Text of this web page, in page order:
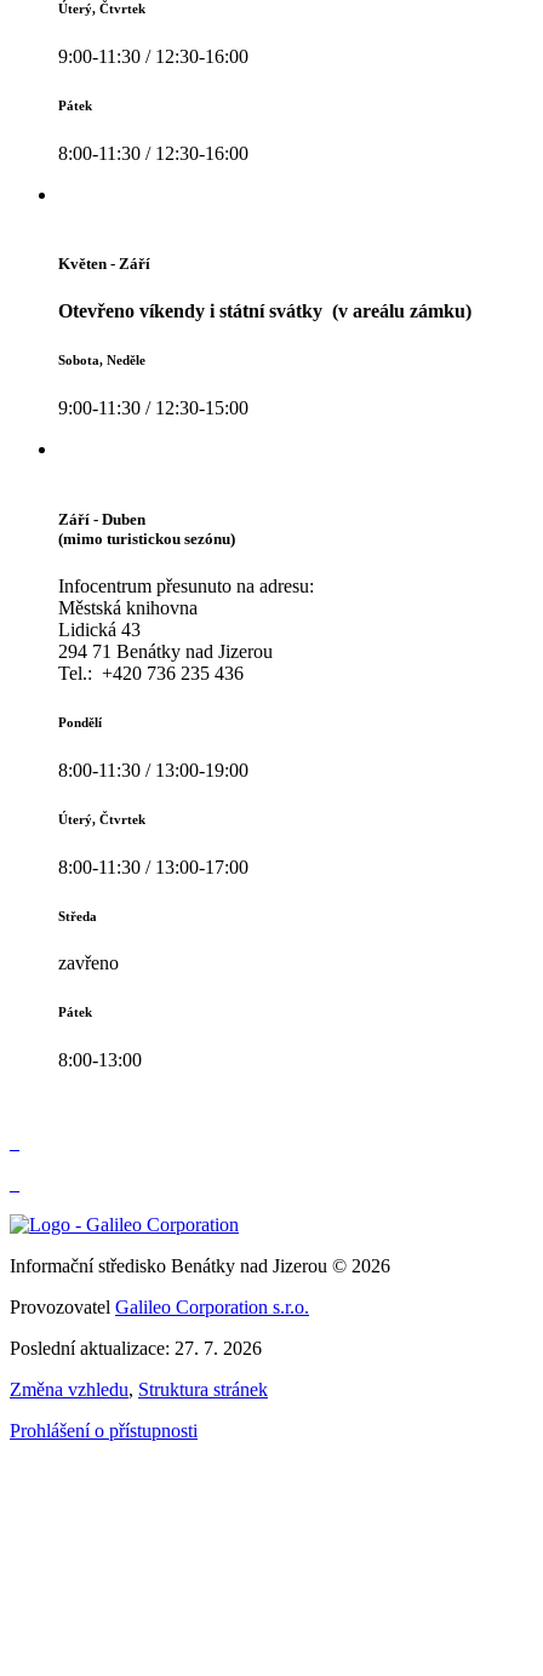
Úterý, Čtvrtek
9:00-11:30 / 12:30-16:00
Pátek
8:00-11:30 / 12:30-16:00
Květen - Září
Otevřeno víkendy i státní svátky (v areálu zámku)
Sobota, Neděle
9:00-11:30 / 12:30-15:00
Září - Duben
(mimo turistickou sezónu)
Infocentrum přesunuto na adresu:
Městská knihovna
Lidická 43
294 71 Benátky nad Jizerou
Tel.: +420 736 235 436
Pondělí
8:00-11:30 / 13:00-19:00
Úterý, Čtvrtek
8:00-11:30 / 13:00-17:00
Středa
zavřeno
Pátek
8:00-13:00
Informační středisko Benátky nad Jizerou © 2026
Provozovatel Galileo Corporation s.r.o.
Poslední aktualizace: 27. 7. 2026
Změna vzhledu, Struktura stránek
Prohlášení o přístupnosti